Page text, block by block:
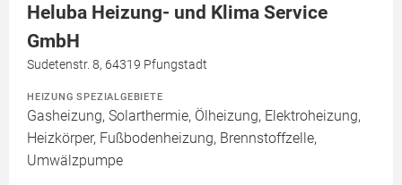
Heluba Heizung- und Klima Service
GmbH
Sudetenstr. 8, 64319 Pfungstadt
HEIZUNG SPEZIALGEBIETE
Gasheizung, Solarthermie, Ölheizung, Elektroheizung,
Heizkörper, Fußbodenheizung, Brennstoffzelle,
Umwälzpumpe